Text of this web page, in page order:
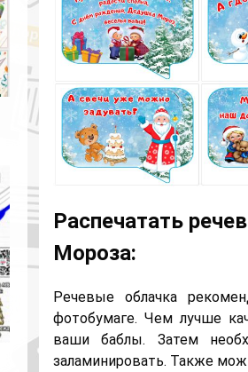
Распечатать
Мороза:
Речевые облачка
фотобумаге. Чем лучше
ваши баблы. Затем
заламинировать. Также